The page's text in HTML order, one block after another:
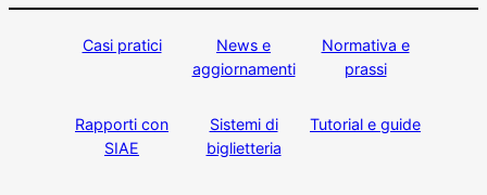
Casi pratici
News e
aggiornamenti
Normativa e
prassi
Rapporti con
SIAE
Sistemi di
biglietteria
Tutorial e guide